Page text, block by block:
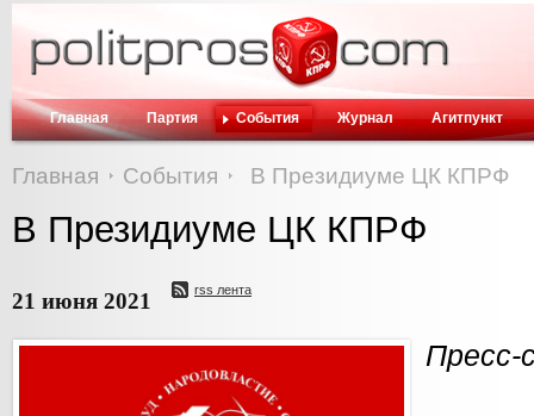
Главная Партия События Журнал Агитпункт
Главная События В Президиуме ЦК КПРФ
В Президиуме ЦК КПРФ
21 июня 2021 rss лента